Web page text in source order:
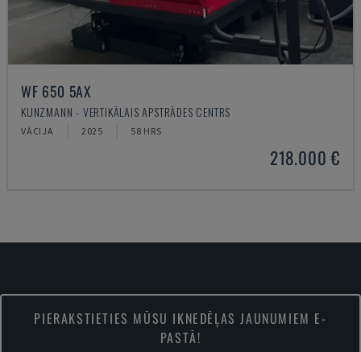
WF 650 5AX
KUNZMANN - VERTIKĀLAIS APSTRĀDES CENTRS
VĀCIJA 2025 58 HRS
218.000 €
PIERAKSTIETIES MŪSU IKNEDĒĻAS JAUNUMIEM E-
PASTĀ!